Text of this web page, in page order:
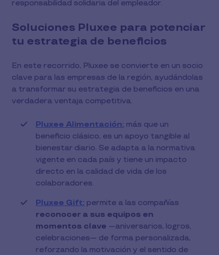
responsabilidad solidaria del empleador.
Soluciones Pluxee para potenciar
tu estrategia de beneficios
En este recorrido, Pluxee se convierte en un socio
clave para las empresas de la región, ayudándolas
a transformar su estrategia de beneficios en una
verdadera ventaja competitiva.
Pluxee Alimentación: más que un
beneficio clásico, es un apoyo tangible al
bienestar diario. Se adapta a la normativa
vigente en cada país y tiene un impacto
directo en la calidad de vida de los
colaboradores.
Pluxee Gift: permite a las compañías
reconocer a sus equipos en
momentos clave —aniversarios, logros,
celebraciones— de forma personalizada,
reforzando la motivación y el sentido de